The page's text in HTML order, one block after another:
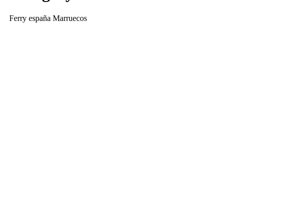
Ferry españa Marruecos